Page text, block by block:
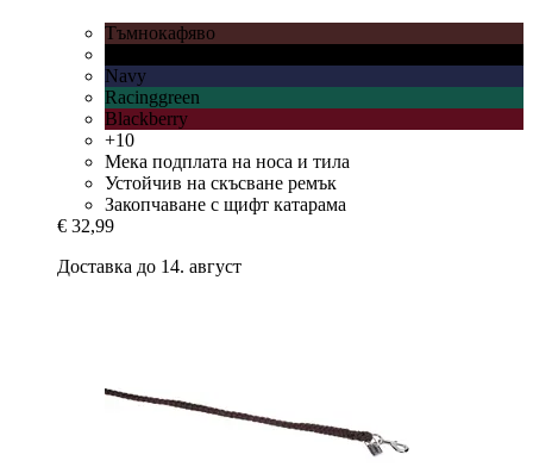
Тъмнокафяво
Navy
Racinggreen
Blackberry
+10
Мека подплата на носа и тила
Устойчив на скъсване ремък
Закопчаване с щифт катарама
€ 32,99
Доставка до 14. август